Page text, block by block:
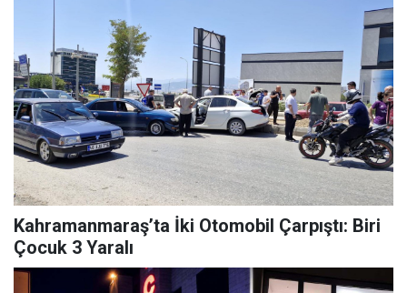
Kahramanmaraş’ta İki Otomobil Çarpıştı: Biri
Çocuk 3 Yaralı